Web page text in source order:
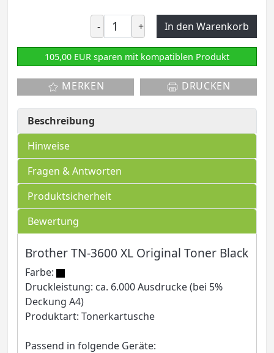
- + In den Warenkorb
105,00 EUR sparen mit kompatiblen Produkt
MERKEN DRUCKEN
Beschreibung
Hinweise
Fragen & Antworten
Produktsicherheit
Bewertung
Brother TN-3600 XL Original Toner Black
Farbe:
Druckleistung: ca. 6.000 Ausdrucke (bei 5%
Deckung A4)
Produktart: Tonerkartusche
Passend in folgende Geräte: